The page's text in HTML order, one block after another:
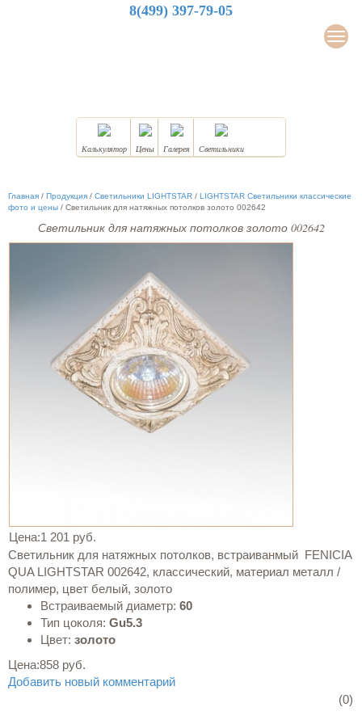
8(499) 397-79-05
Калькулятор Цены Галерея Светильники
Главная / Продукция / Светильники LIGHTSTAR / LIGHTSTAR Светильники классические
фото и цены / Светильник для натяжных потолков золото 002642
Светильник для натяжных потолков золото 002642
Цена:1 201 руб.
Светильник для натяжных потолков, встраиванмый FENICIA
QUA LIGHTSTAR 002642, классический, материал металл /
полимер, цвет белый, золото
Встраиваемый диаметр: 60
Тип цоколя: Gu5.3
Цвет: золото
Цена:858 руб.
Добавить новый комментарий
(0)